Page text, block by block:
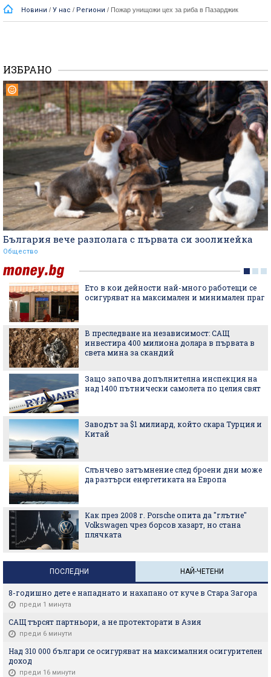
Новини / У нас / Региони / Пожар унищожи цех за риба в Пазарджик
ИЗБРАНО
България вече разполага с първата си зоолинейка
Общество
Ето в кои дейности най-много работещи се
осигуряват на максимален и минимален праг
В преследване на независимост: САЩ
инвестира 400 милиона долара в първата в
света мина за скандий
Защо започва допълнителна инспекция на
над 1400 пътнически самолета по целия свят
Заводът за $1 милиард, който скара Турция и
Китай
Слънчево затъмнение след броени дни може
да разтърси енергетиката на Европа
Как през 2008 г. Porsche опита да "глътне"
Volkswagen чрез борсов хазарт, но стана
плячката
ПОСЛЕДНИ НАЙ-ЧЕТЕНИ
8-годишно дете е нападнато и нахапано от куче в Стара Загора
преди 1 минута
САЩ търсят партньори, а не протекторати в Азия
преди 6 минути
Над 310 000 българи се осигуряват на максималния осигурителен
доход
преди 16 минути